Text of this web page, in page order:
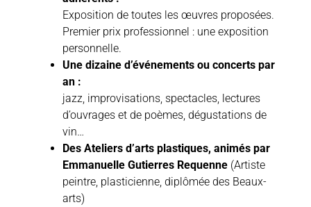
Exposition de toutes les œuvres proposées.
Premier prix professionnel : une exposition
personnelle.
Une dizaine d’événements ou concerts par
an :
jazz, improvisations, spectacles, lectures
d’ouvrages et de poèmes, dégustations de
vin…
Des Ateliers d’arts plastiques, animés par
Emmanuelle Gutierres Requenne (Artiste
peintre, plasticienne, diplômée des Beaux-
arts)